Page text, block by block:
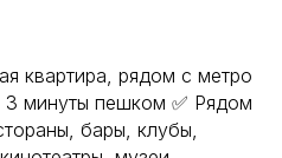
квартира, рядом с метро
3 минуты пешком ✅ Рядом
бары, клубы,